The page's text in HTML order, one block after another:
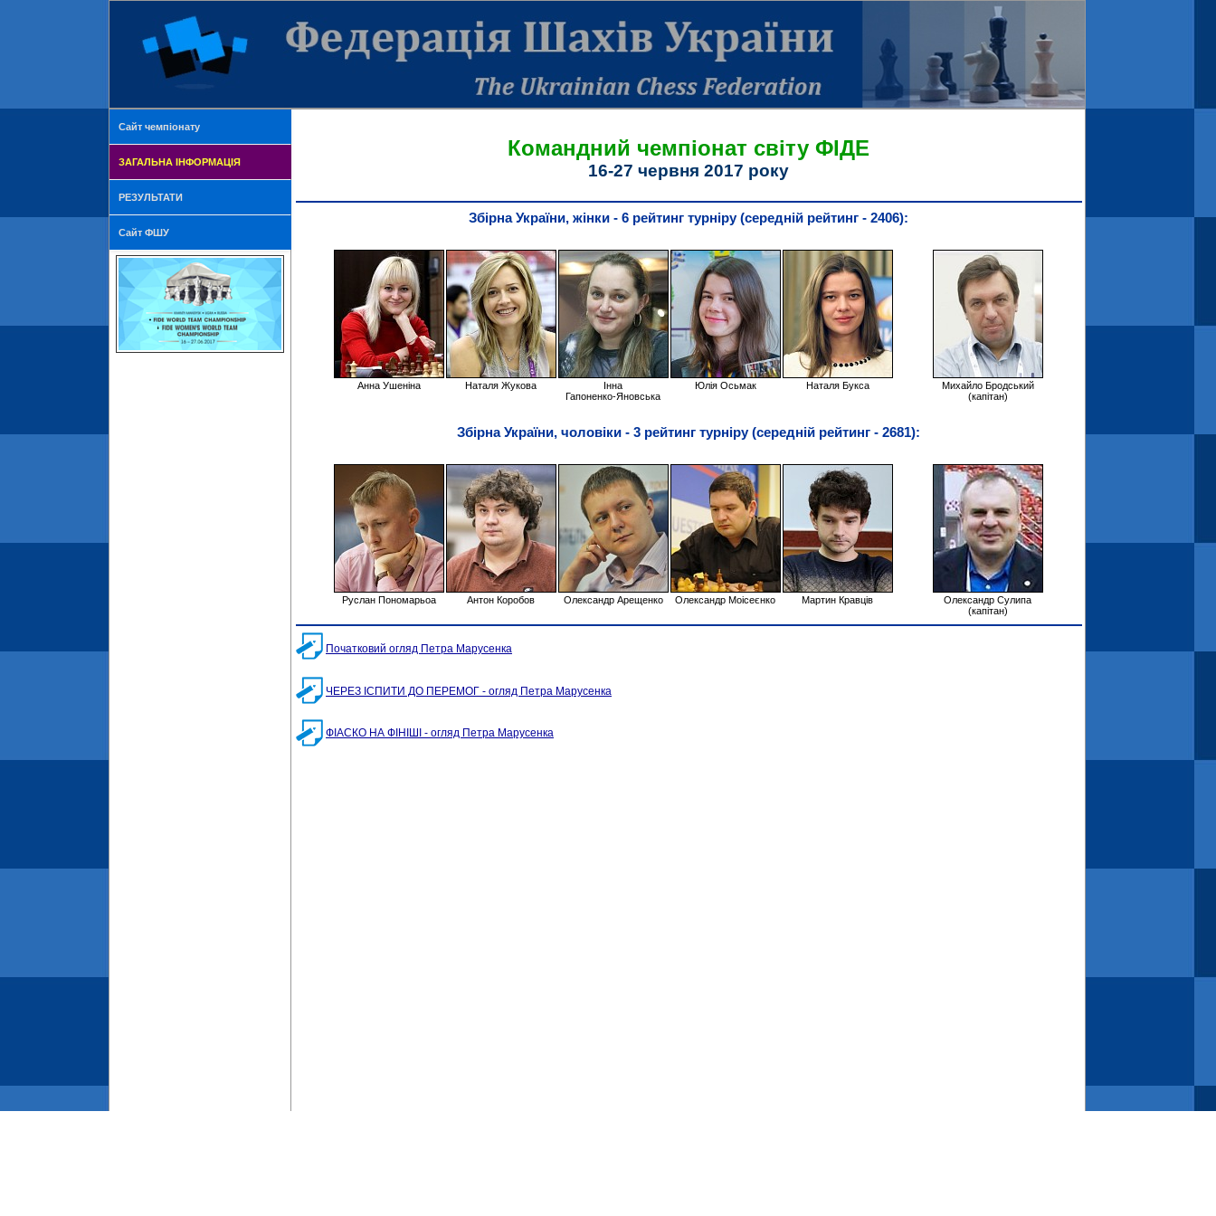
Сайт чемпіонату
ЗАГАЛЬНА ІНФОРМАЦІЯ
РЕЗУЛЬТАТИ
Сайт ФШУ
Командний чемпіонат світу ФІДЕ
16-27 червня 2017 року
Збірна України, жінки - 6 рейтинг турніру (середній рейтинг - 2406):
Анна Ушеніна Наталя Жукова
Інна
Гапоненко-Яновська
Юлія Осьмак Наталя Букса
Михайло Бродський
(капітан)
Збірна України, чоловіки - 3 рейтинг турніру (середній рейтинг - 2681):
Руслан Пономарьоа Антон Коробов Олександр Арещенко Олександр Моісеєнко Мартин Кравців
Олександр Сулипа
(капітан)
Початковий огляд Петра Марусенка
ЧЕРЕЗ ІСПИТИ ДО ПЕРЕМОГ - огляд Петра Марусенка
ФІАСКО НА ФІНІШІ - огляд Петра Марусенка